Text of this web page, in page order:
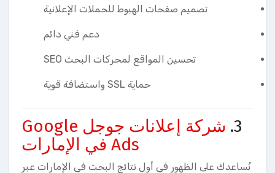
تصميم صفحات الهبوط للحملات الإعلانية
دعم فني دائم
تحسين المواقع لمحركات البحث SEO
حماية SSL واستضافة قوية
شركة إعلانات جوجل Google
Ads في الإمارات
نُساعدك على الظهور في أول نتائج البحث في الإمارات عبر